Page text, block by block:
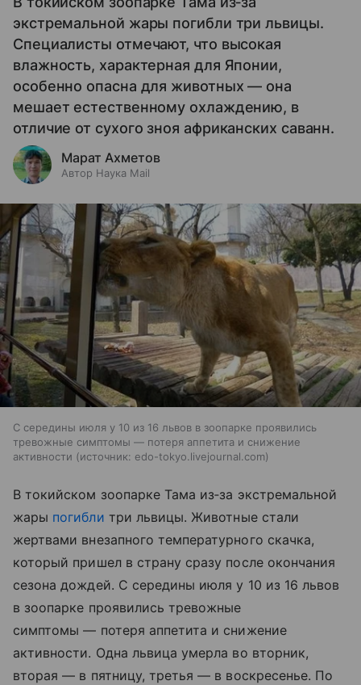
экстремальной жары погибли три львицы.
Специалисты отмечают, что высокая
влажность, характерная для Японии,
особенно опасна для животных — она
мешает естественному охлаждению, в
отличие от сухого зноя африканских саванн.
Марат Ахметов
Автор Наука Mail
С середины июля у 10 из 16 львов в зоопарке проявились
тревожные симптомы — потеря аппетита и снижение
активности
источник: edo-tokyo.livejournal.com
В токийском зоопарке Тама из‑за экстремальной
жары погибли три львицы. Животные стали
жертвами внезапного температурного скачка,
который пришел в страну сразу после окончания
сезона дождей. С середины июля у 10 из 16 львов
в зоопарке проявились тревожные
симптомы — потеря аппетита и снижение
активности. Одна львица умерла во вторник,
вторая — в пятницу, третья — в воскресенье. По